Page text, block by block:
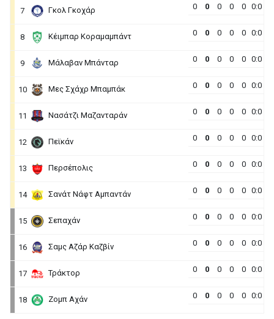
7 Γκολ Γκοχάρ 0 0 0 0 0 0:0
8 Κέιμπαρ Κοραμαμπάντ 0 0 0 0 0 0:0
9 Μάλαβαν Μπάνταρ 0 0 0 0 0 0:0
10 Μες Σχάχρ Μπαμπάκ 0 0 0 0 0 0:0
11 Νασάτζι Μαζανταράν 0 0 0 0 0 0:0
12 Πεϊκάν 0 0 0 0 0 0:0
13 Περσέπολις 0 0 0 0 0 0:0
14 Σανάτ Νάφτ Αμπαντάν 0 0 0 0 0 0:0
15 Σεπαχάν 0 0 0 0 0 0:0
16 Σαμς Αζάρ Καζβίν 0 0 0 0 0 0:0
17 Τράκτορ 0 0 0 0 0 0:0
18 Ζομπ Αχάν 0 0 0 0 0 0:0